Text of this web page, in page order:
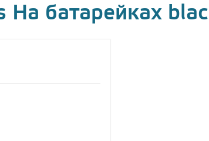
батарейках